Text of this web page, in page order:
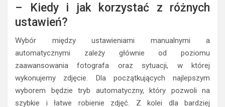
– Kiedy i jak korzystać z różnych
ustawień?
Wybór między ustawieniami manualnymi a
automatycznymi zależy głównie od poziomu
zaawansowania fotografa oraz sytuacji, w której
wykonujemy zdjęcie. Dla początkujących najlepszym
wyborem będzie tryb automatyczny, który pozwoli na
szybkie i łatwe robienie zdjęć. Z kolei dla bardziej